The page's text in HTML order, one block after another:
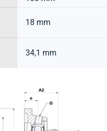
18 mm
34,1 mm